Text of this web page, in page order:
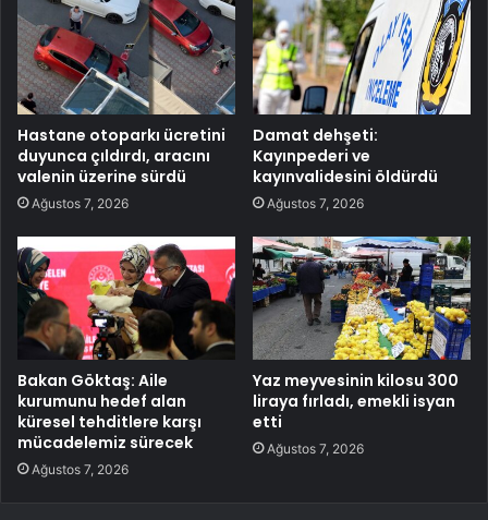
Hastane otoparkı ücretini
duyunca çıldırdı, aracını
valenin üzerine sürdü
Ağustos 7, 2026
Damat dehşeti:
Kayınpederi ve
kayınvalidesini öldürdü
Ağustos 7, 2026
Bakan Göktaş: Aile
kurumunu hedef alan
küresel tehditlere karşı
mücadelemiz sürecek
Ağustos 7, 2026
Yaz meyvesinin kilosu 300
liraya fırladı, emekli isyan
etti
Ağustos 7, 2026